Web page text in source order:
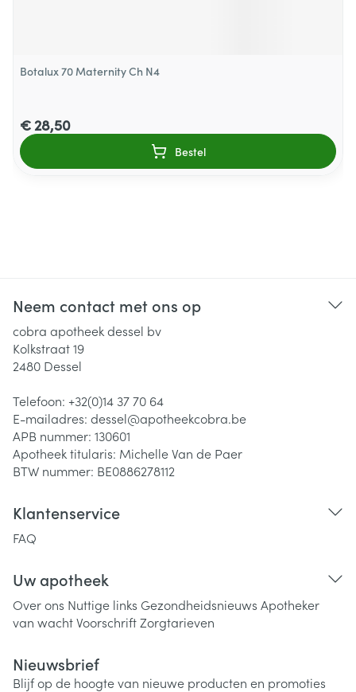
Botalux 70 Maternity Ch N4
€ 28,50
Bestel
Neem contact met ons op
cobra apotheek dessel bv
Kolkstraat 19
2480 Dessel
Telefoon: +32(0)14 37 70 64
E-mailadres: dessel@apotheekcobra.be
APB nummer: 130601
Apotheek titularis: Michelle Van de Paer
BTW nummer: BE0886278112
Klantenservice
FAQ
Uw apotheek
Over ons Nuttige links Gezondheidsnieuws Apotheker
van wachtVoorschriftZorgtarieven
Nieuwsbrief
Blijf op de hoogte van nieuwe producten en promoties